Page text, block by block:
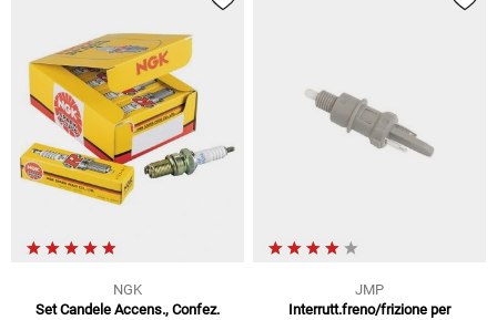
NGK
Set Candele Accens., Confez.
JMP
Interrutt.freno/frizione per